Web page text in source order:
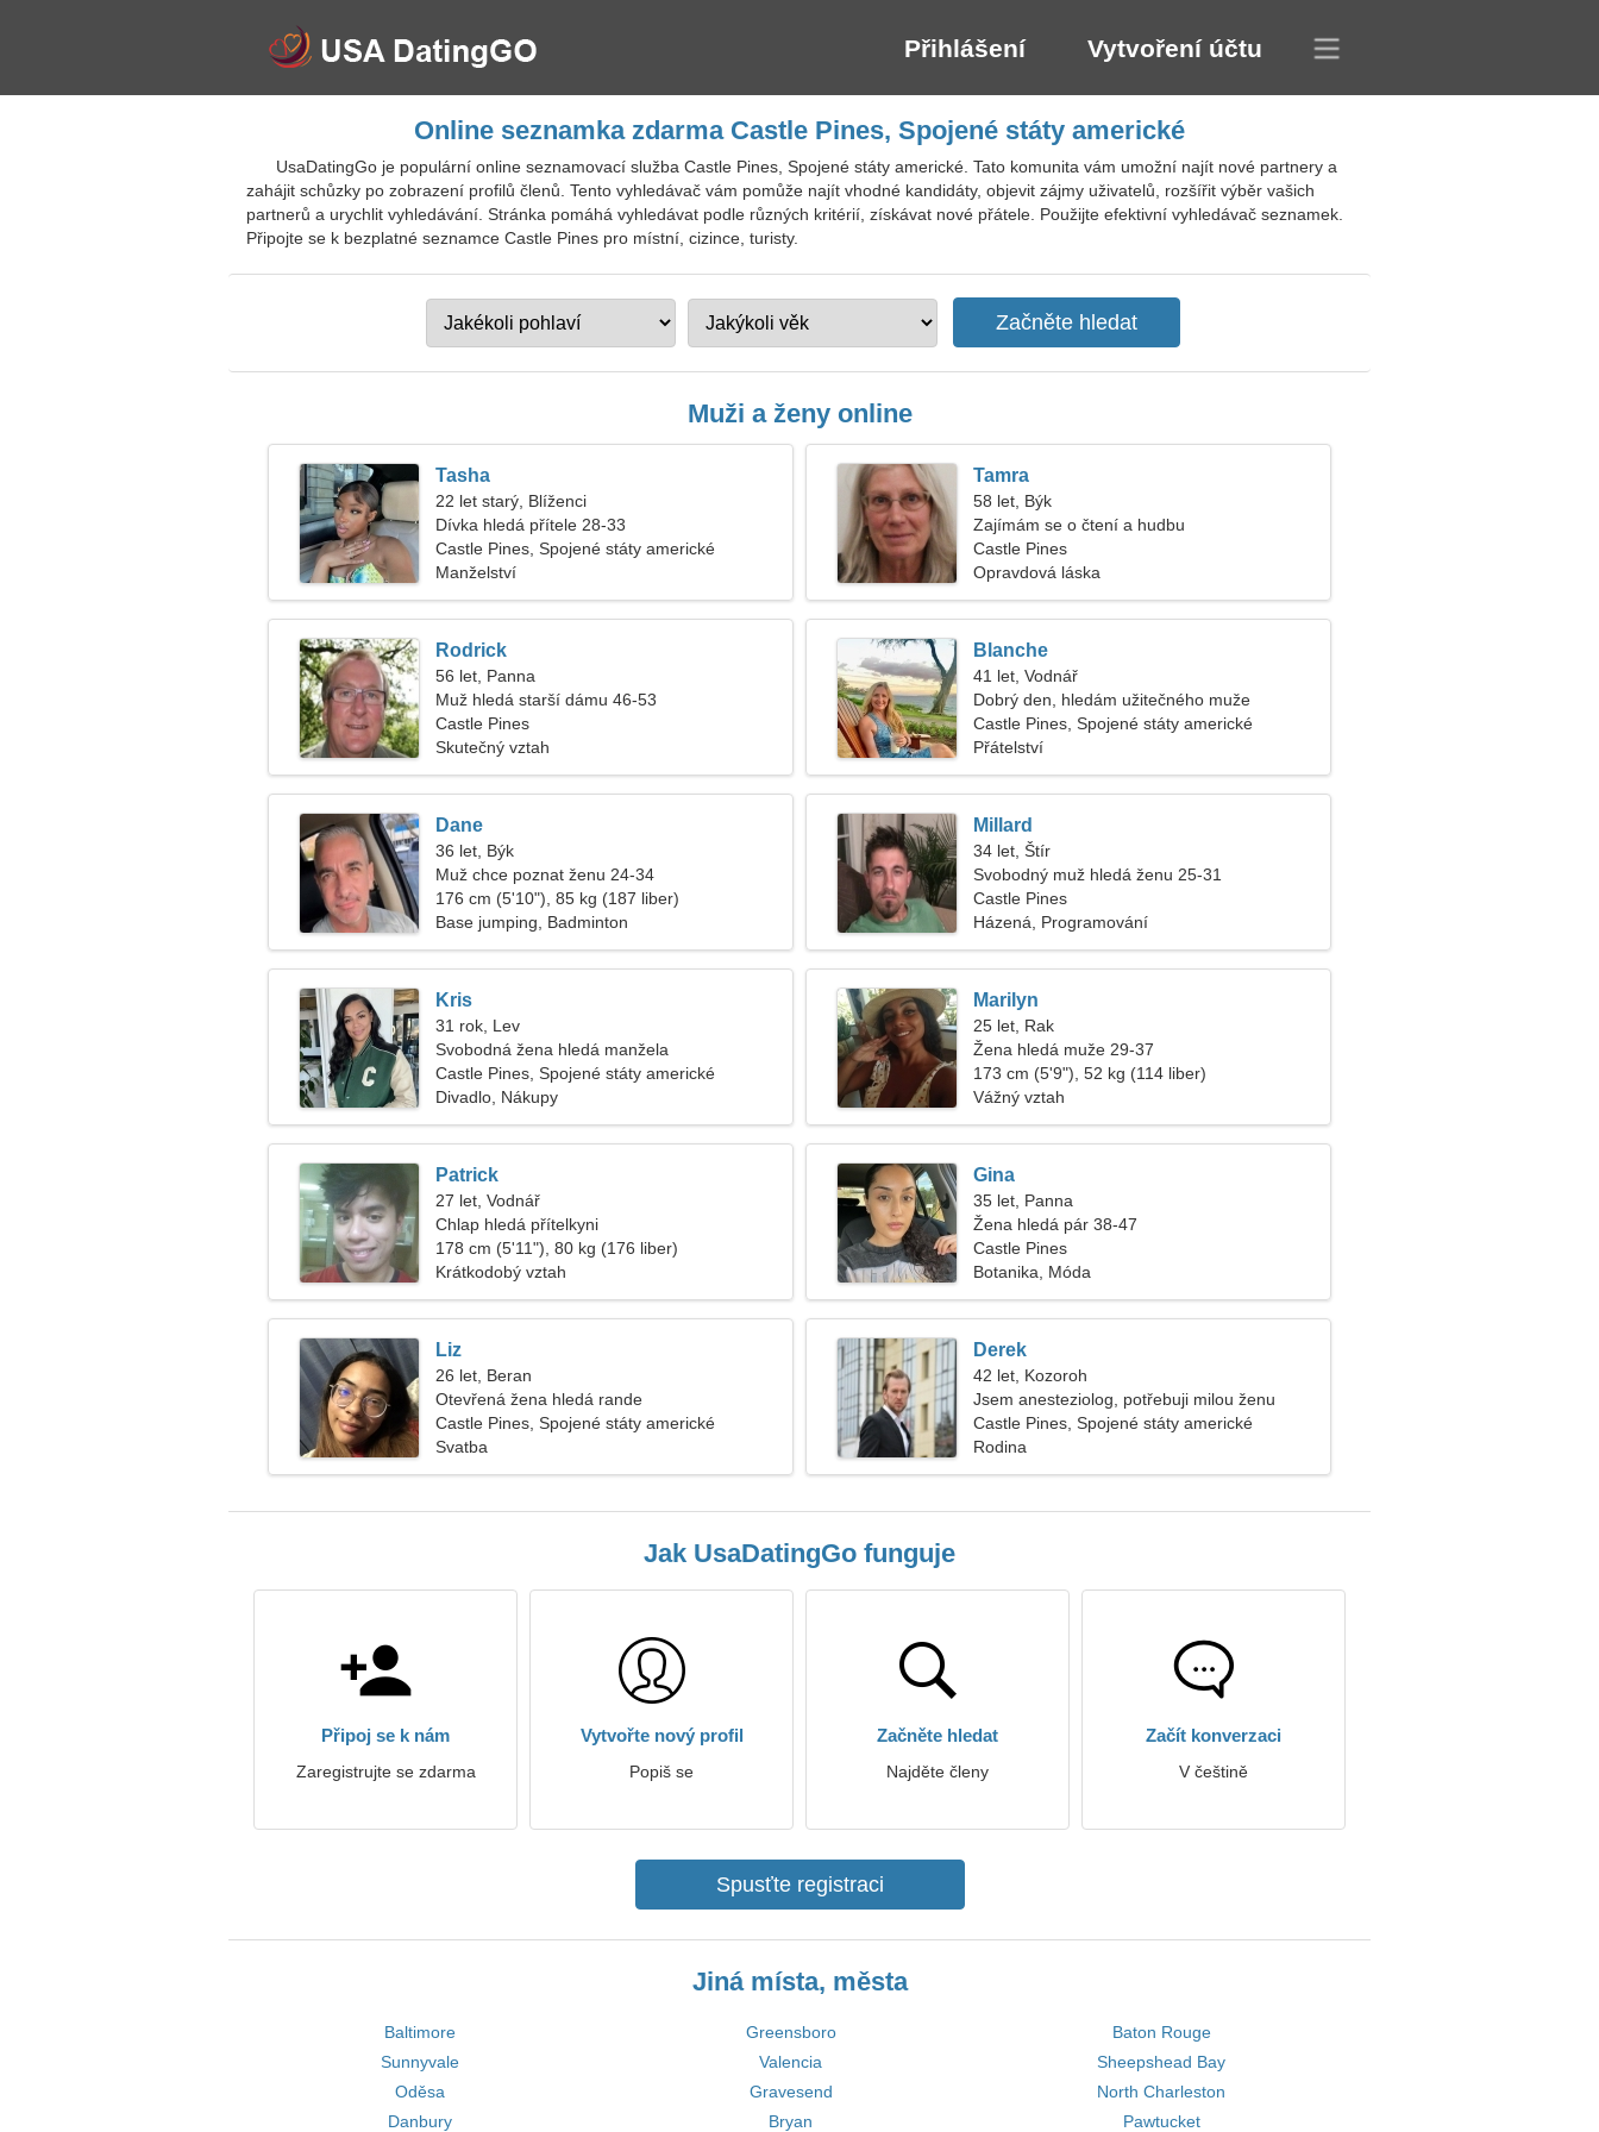
Přihlášení Vytvoření účtu
Online seznamka zdarma Castle Pines, Spojené státy americké
UsaDatingGo je populární online seznamovací služba Castle Pines, Spojené státy americké. Tato komunita vám umožní najít nové partnery a
zahájit schůzky po zobrazení profilů členů. Tento vyhledávač vám pomůže najít vhodné kandidáty, objevit zájmy uživatelů, rozšířit výběr vašich
partnerů a urychlit vyhledávání. Stránka pomáhá vyhledávat podle různých kritérií, získávat nové přátele. Použijte efektivní vyhledávač seznamek.
Připojte se k bezplatné seznamce Castle Pines pro místní, cizince, turisty.
Muži a ženy online
Tasha
22 let starý, Blíženci
Dívka hledá přítele 28-33
Castle Pines, Spojené státy americké
Manželství
Tamra
58 let, Býk
Zajímám se o čtení a hudbu
Castle Pines
Opravdová láska
Rodrick
56 let, Panna
Muž hledá starší dámu 46-53
Castle Pines
Skutečný vztah
Blanche
41 let, Vodnář
Dobrý den, hledám užitečného muže
Castle Pines, Spojené státy americké
Přátelství
Dane
36 let, Býk
Muž chce poznat ženu 24-34
176 cm (5'10"), 85 kg (187 liber)
Base jumping, Badminton
Millard
34 let, Štír
Svobodný muž hledá ženu 25-31
Castle Pines
Házená, Programování
Kris
31 rok, Lev
Svobodná žena hledá manžela
Castle Pines, Spojené státy americké
Divadlo, Nákupy
Marilyn
25 let, Rak
Žena hledá muže 29-37
173 cm (5'9"), 52 kg (114 liber)
Vážný vztah
Patrick
27 let, Vodnář
Chlap hledá přítelkyni
178 cm (5'11"), 80 kg (176 liber)
Krátkodobý vztah
Gina
35 let, Panna
Žena hledá pár 38-47
Castle Pines
Botanika, Móda
Liz
26 let, Beran
Otevřená žena hledá rande
Castle Pines, Spojené státy americké
Svatba
Derek
42 let, Kozoroh
Jsem anesteziolog, potřebuji milou ženu
Castle Pines, Spojené státy americké
Rodina
Jak UsaDatingGo funguje
Připoj se k nám
Zaregistrujte se zdarma
Vytvořte nový profil
Popiš se
Začněte hledat
Najděte členy
Začít konverzaci
V češtině
Spusťte registraci
Jiná místa, města
Baltimore Greensboro
Baton Rouge
Sunnyvale
Valencia
Sheepshead Bay
Oděsa
Gravesend
North Charleston
Danbury
Bryan Pawtucket